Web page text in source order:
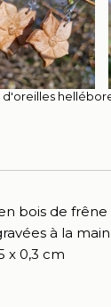
d'oreilles
bois de frêne
à la main.
x 0,3 cm